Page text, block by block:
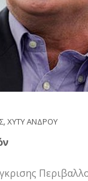
, ΧΥΤΥ ΑΝΔΡΟΥ